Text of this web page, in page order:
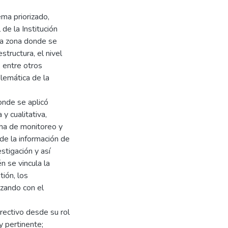
priorizado,
la Institución
zona donde se
el nivel
entre otros
de la
se aplicó
y cualitativa,
de monitoreo y
la información de
y así
se vincula la
los
con el
desde su rol
pertinente;